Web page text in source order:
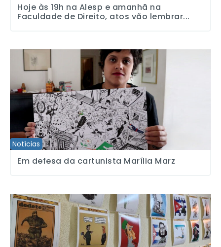
Hoje às 19h na Alesp e amanhã na
Faculdade de Direito, atos vão lembrar...
Notícias
Em defesa da cartunista Marília Marz
Em defesa da cartunista Marília Marz
Exposição de caricaturistas comemoram 100 anos de Fidel